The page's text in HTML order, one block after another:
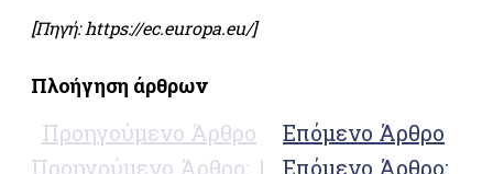
Council®)
«EN
16636»
[Πηγή: https://ec.europa.eu/]
Πλοήγηση άρθρων
Προηγούμενο Άρθρο
Προηγούμενο Άρθρο:
Επόμενο Άρθρο
Επόμενο Άρθρο: